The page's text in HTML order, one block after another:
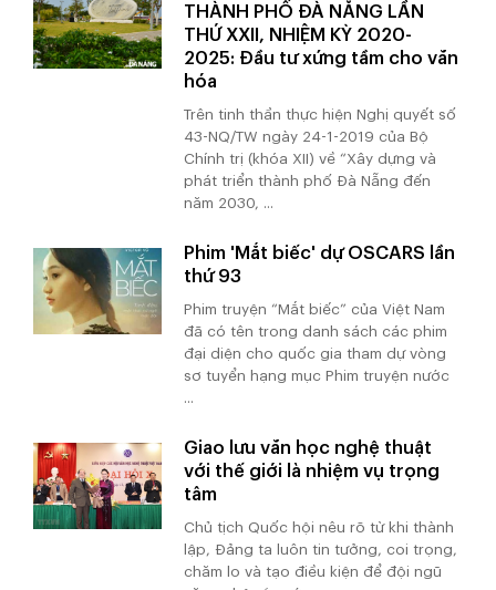
THÀNH PHỐ ĐÀ NẴNG LẦN
THỨ XXII, NHIỆM KỲ 2020-
2025: Đầu tư xứng tầm cho văn
hóa
Trên tinh thần thực hiện Nghị quyết số
43-NQ/TW ngày 24-1-2019 của Bộ
Chính trị (khóa XII) về “Xây dựng và
phát triển thành phố Đà Nẵng đến
năm 2030, ...
Phim 'Mắt biếc' dự OSCARS lần
thứ 93
Phim truyện “Mắt biếc” của Việt Nam
đã có tên trong danh sách các phim
đại diện cho quốc gia tham dự vòng
sơ tuyển hạng mục Phim truyện nước
...
Giao lưu văn học nghệ thuật
với thế giới là nhiệm vụ trọng
tâm
Chủ tịch Quốc hội nêu rõ từ khi thành
lập, Đảng ta luôn tin tưởng, coi trọng,
chăm lo và tạo điều kiện để đội ngũ